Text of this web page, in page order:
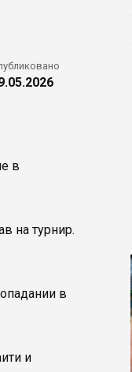
в
на турнир.
в
и